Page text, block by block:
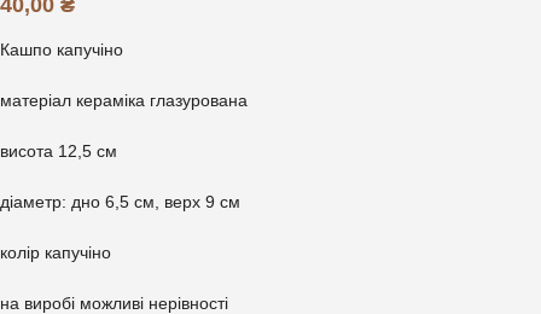
Кашпо капучіно
матеріал кераміка глазурована
висота 12,5 см
діаметр: дно 6,5 см, верх 9 см
колір капучіно
на виробі можливі нерівності